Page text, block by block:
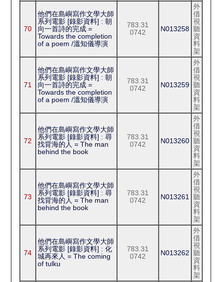
70
他們在島嶼寫作文學大師
系列電影 [錄影資料] : 朝
向一首詩的完成 =
Towards the completion
of a poem /溫知儀導演
783.31
0742
N013258
外
借
視
聽
資
料
架
71
他們在島嶼寫作文學大師
系列電影 [錄影資料] : 朝
向一首詩的完成 =
Towards the completion
of a poem /溫知儀導演
783.31
0742
N013259
外
借
視
聽
資
料
架
72
他們在島嶼寫作文學大師
系列電影 [錄影資料] : 尋
找背海的人 = The man
behind the book
783.31
0742
N013260
外
借
視
聽
資
料
架
73
他們在島嶼寫作文學大師
系列電影 [錄影資料] : 尋
找背海的人 = The man
behind the book
783.31
0742
N013261
外
借
視
聽
資
料
架
74
他們在島嶼寫作文學大師
系列電影 [錄影資料] : 化
城再來人 = The coming
of tulku
783.31
0742
N013262
外
借
視
聽
資
料
架